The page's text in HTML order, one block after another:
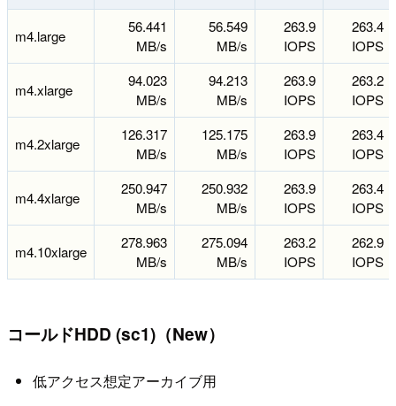
m4.large
56.441
MB/s
56.549
MB/s
263.9
IOPS
263.4
IOPS
m4.xlarge
94.023
MB/s
94.213
MB/s
263.9
IOPS
263.2
IOPS
m4.2xlarge
126.317
MB/s
125.175
MB/s
263.9
IOPS
263.4
IOPS
m4.4xlarge
250.947
MB/s
250.932
MB/s
263.9
IOPS
263.4
IOPS
m4.10xlarge
278.963
MB/s
275.094
MB/s
263.2
IOPS
262.9
IOPS
コールドHDD (sc1)（New）
低アクセス想定アーカイブ用